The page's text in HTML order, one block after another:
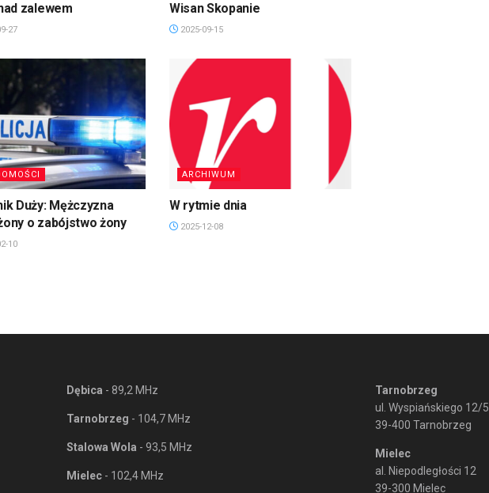
zalewem
27
Wisan Skopanie
2025-09-15
Duży: Mężczyzna
o zabójstwo żony
10
ARCHIWUM
W rytmie dnia
2025-12-08
Dębica - 89,2 MHz
Tarnobrzeg - 104,7 MHz
Stalowa Wola - 93,5 MHz
Mielec - 102,4 MHz
Tarnobrzeg
ul. Wyspiańskiego 12/5
39-400 Tarnobrzeg
Mielec
al. Niepodległości 12
39-300 Mielec